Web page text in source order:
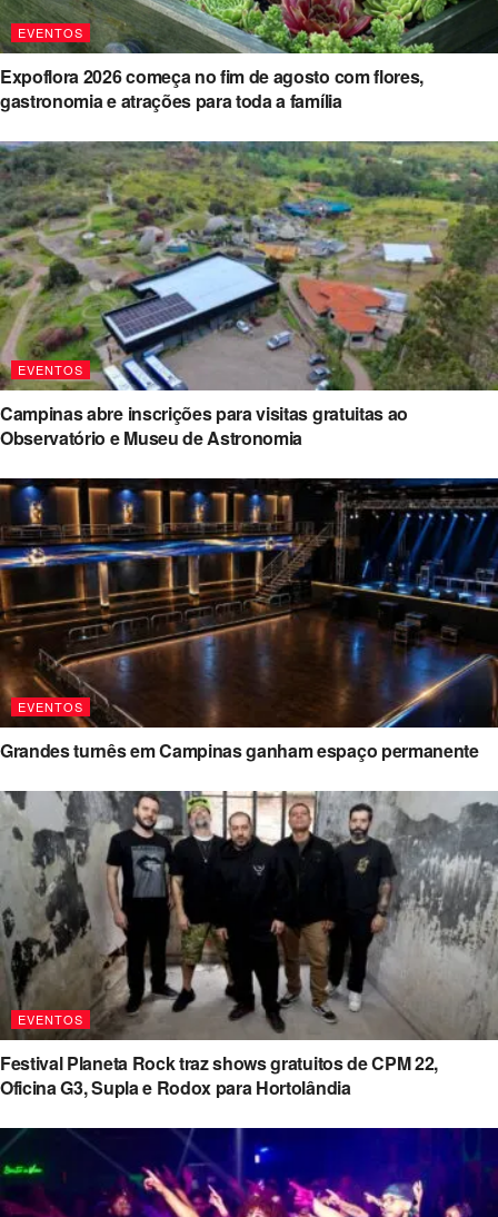
EVENTOS
Expoflora 2026 começa no fim de agosto com flores,
gastronomia e atrações para toda a família
EVENTOS
Campinas abre inscrições para visitas gratuitas ao
Observatório e Museu de Astronomia
EVENTOS
Grandes turnês em Campinas ganham espaço permanente
EVENTOS
Festival Planeta Rock traz shows gratuitos de CPM 22,
Oficina G3, Supla e Rodox para Hortolândia